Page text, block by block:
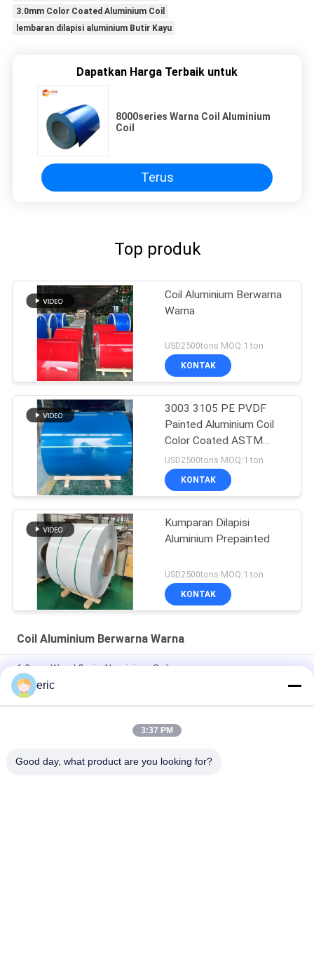
3.0mm Color Coated Aluminium Coil
lembaran dilapisi aluminium Butir Kayu
Dapatkan Harga Terbaik untuk
8000series Warna Coil Aluminium
Coil
Terus
Top produk
Coil Aluminium Berwarna
Warna
USD2500tons MOQ:1 ton
KONTAK
3003 3105 PE PVDF
Painted Aluminium Coil
Color Coated ASTM
B209
USD2500tons MOQ:1 ton
KONTAK
Kumparan Dilapisi
Aluminium Prepainted
USD2500tons MOQ:1 ton
KONTAK
Coil Aluminium Berwarna Warna
6.0mm Wood Grain Aluminium Coil
Aluminium Alloy Roofing Sheet Aluminium 3003 3105 3xxx
Aluminium Sheet Untuk Atap
10mm Lebar 0.3mm Tebal Lembar Aluminium Pra Dicat PE
eric
3:37 PM
Good day, what product are you looking for?